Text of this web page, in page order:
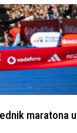
maratona u